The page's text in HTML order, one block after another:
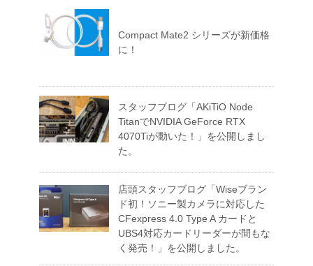
Compact Mate2 シリーズが新価格
に！
スタッフブログ「AKiTiO Node
TitanでNVIDIA GeForce RTX
4070Tiが動いた！」を公開しまし
た。
店頭スタッフブログ「Wiseブラン
ド初！ソニー製カメラに対応した
CFexpress 4.0 Type A カードと
UBS4対応カードリーダーが間もな
く発売！」を公開しました。